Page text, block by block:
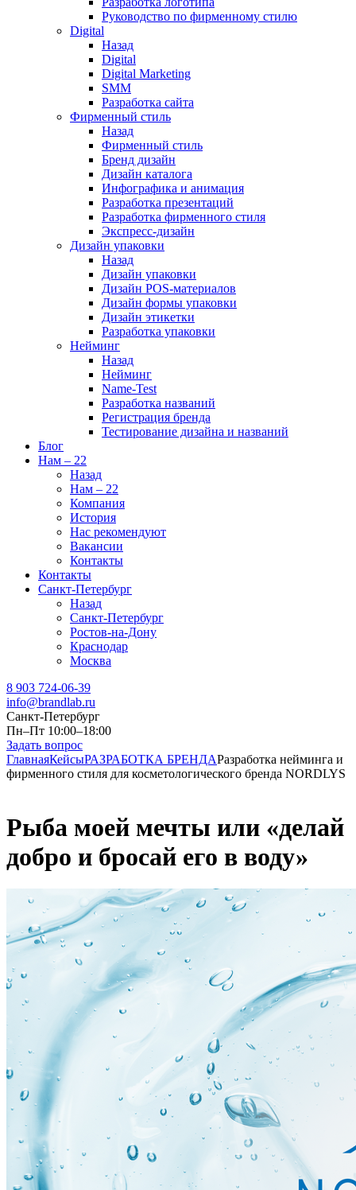
Руководство по фирменному стилю
Digital
Назад
Digital
Digital Marketing
SMM
Разработка сайта
Фирменный стиль
Назад
Фирменный стиль
Бренд дизайн
Дизайн каталога
Инфографика и анимация
Разработка презентаций
Разработка фирменного стиля
Экспресс-дизайн
Дизайн упаковки
Назад
Дизайн упаковки
Дизайн POS-материалов
Дизайн формы упаковки
Дизайн этикетки
Разработка упаковки
Нейминг
Назад
Нейминг
Name-Test
Разработка названий
Регистрация бренда
Тестирование дизайна и названий
Блог
Нам – 22
Назад
Нам – 22
Компания
История
Нас рекомендуют
Вакансии
Контакты
Контакты
Санкт-Петербург
Назад
Санкт-Петербург
Ростов-на-Дону
Краснодар
Москва
8 903 724-06-39
info@brandlab.ru
Санкт-Петербург
Пн–Пт 10:00–18:00
Задать вопрос
ГлавнаяКейсыРАЗРАБОТКА БРЕНДАРазработка нейминга и
фирменного стиля для косметологического бренда NORDLYS
Рыба моей мечты или «делай
добро и бросай его в воду»